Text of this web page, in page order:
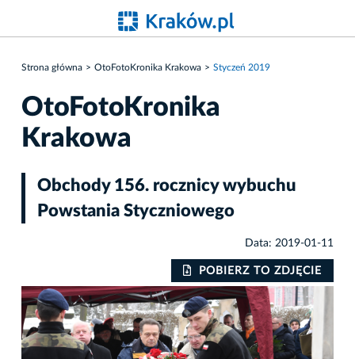
Strona główna OtoFotoKronika Krakowa Styczeń 2019
OtoFotoKronika
Krakowa
Obchody 156. rocznicy wybuchu
Powstania Styczniowego
Data: 2019-01-11
POBIERZ TO ZDJĘCIE